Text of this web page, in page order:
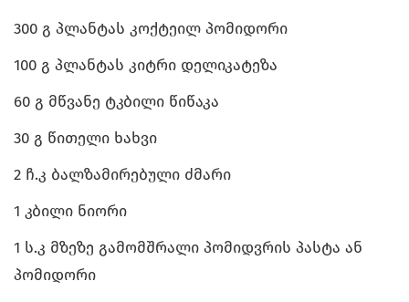
300 გ პლანტას კოქტეილ პომიდორი
100 გ პლანტას კიტრი დელიკატეზა
60 გ მწვანე ტკბილი წიწაკა
30 გ წითელი ხახვი
2 ჩ.კ ბალზამირებული ძმარი
1 კბილი ნიორი
1 ს.კ მზეზე გამომშრალი პომიდვრის პასტა ან
პომიდორი